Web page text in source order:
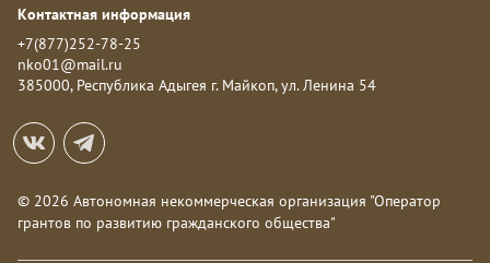
Контактная информация
+7(877)252-78-25
nko01@mail.ru
385000, Республика Адыгея г. Майкоп, ул. Ленина 54
© 2026 Автономная некоммерческая организация "Оператор
грантов по развитию гражданского общества"